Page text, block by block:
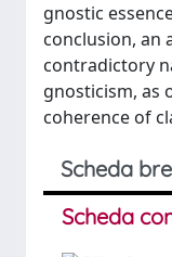
gnostic
conclusion, an
contradictory
gnosticism, as
coherence of
Scheda
Scheda